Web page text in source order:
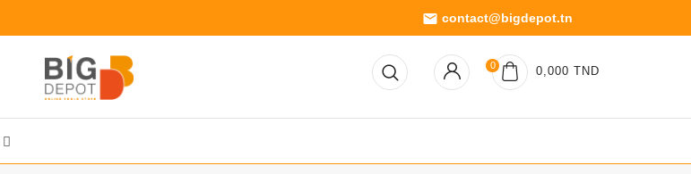
email contact@bigdepot.tn
0 0,000 TND